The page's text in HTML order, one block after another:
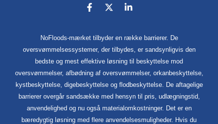
NoFloods-mærket tilbyder en række barrierer. De
oversvømmelsessystemer, der tilbydes, er sandsynligvis den
bedste og mest effektive løsning til beskyttelse mod
oversvømmelser, afbødning af oversvømmelser, orkanbeskyttelse,
kystbeskyttelse, digebeskyttelse og flodbeskyttelse. De aftagelige
barrierer overgår sandsække med hensyn til pris, udlægningstid,
anvendelighed og nu også materialomkostninger. Det er en
bæredygtig løsning med flere anvendelsesmuligheder. Hvis du